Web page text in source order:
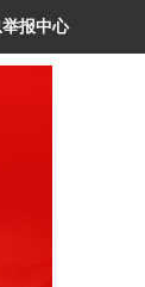
报中心